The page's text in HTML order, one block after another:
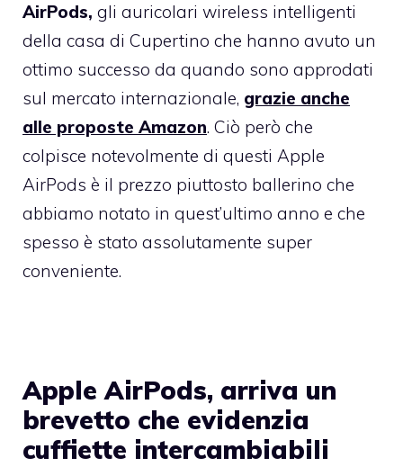
AirPods, gli auricolari wireless intelligenti
della casa di Cupertino che hanno avuto un
ottimo successo da quando sono approdati
sul mercato internazionale, grazie anche
alle proposte Amazon. Ciò però che
colpisce notevolmente di questi Apple
AirPods è il prezzo piuttosto ballerino che
abbiamo notato in quest’ultimo anno e che
spesso è stato assolutamente super
conveniente.
Apple AirPods, arriva un
brevetto che evidenzia
cuffiette intercambiabili